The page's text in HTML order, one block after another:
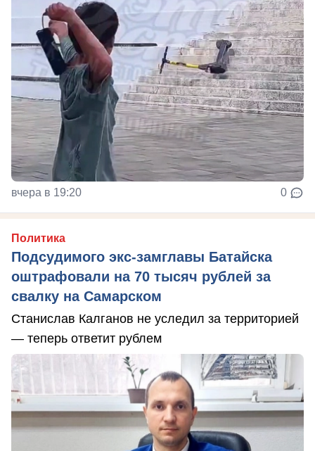
вчера в 19:20 0
Политика
Подсудимого экс-замглавы Батайска
оштрафовали на 70 тысяч рублей за
свалку на Самарском
Станислав Калганов не уследил за территорией
— теперь ответит рублем